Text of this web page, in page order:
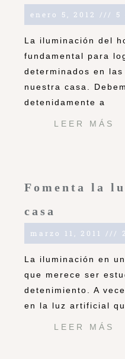
enero 5, 2012 5
La iluminación del
fundamental para
determinados en
nuestra casa.
detenidamente a
LEER MÁS
Fomenta la
casa
marzo 11, 2011
La iluminación en
que merece ser
detenimiento. A
en la luz artificial
LEER MÁS